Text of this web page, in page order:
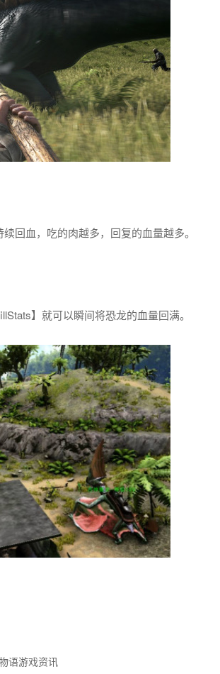
回血，吃的肉越多，回复的血量越多。
】就可以瞬间将恐龙的血量回满。